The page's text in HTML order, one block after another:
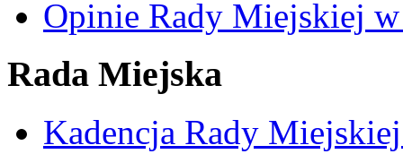
Opinie Rady Miejskiej w
Rada Miejska
Kadencja Rady